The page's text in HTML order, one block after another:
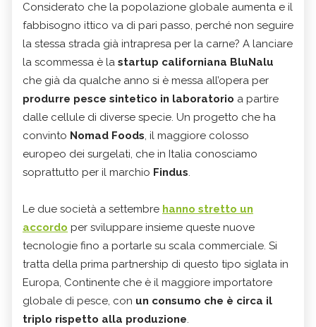
Considerato che la popolazione globale aumenta e il
fabbisogno ittico va di pari passo, perché non seguire
la stessa strada già intrapresa per la carne? A lanciare
la scommessa è la startup californiana BluNalu
che già da qualche anno si è messa all’opera per
produrre pesce sintetico in laboratorio a partire
dalle cellule di diverse specie. Un progetto che ha
convinto Nomad Foods, il maggiore colosso
europeo dei surgelati, che in Italia conosciamo
soprattutto per il marchio Findus.
Le due società a settembre hanno stretto un
accordo per sviluppare insieme queste nuove
tecnologie fino a portarle su scala commerciale. Si
tratta della prima partnership di questo tipo siglata in
Europa, Continente che è il maggiore importatore
globale di pesce, con un consumo che è circa il
triplo rispetto alla produzione.